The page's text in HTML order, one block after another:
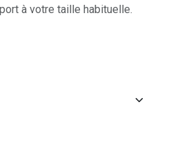
à votre taille habituelle.